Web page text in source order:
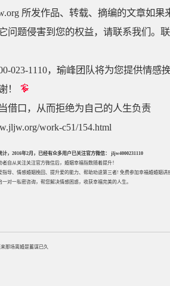
所发作品、转载、摘编的文章如
问题侵害到您的权益，请联系我们。
023-1110，瑜峰团队将为您提供情
！
借口，从而拒绝为自己的人生负责
work-c51/154.html
计，2016年2月，已经有众多用户已关注官方微信： jljw4000231110
者自从关注关注官方微信后，婚姻幸福指数随着提升！
指导、 情感婚姻挽回 、提升爱的能力、帮助劝退第三者! 免费参加幸福婚婚姻讲
一对一私密咨询，帮您解决情感困惑，收获幸福完美的人生。
那场离婚是蓄谋已久